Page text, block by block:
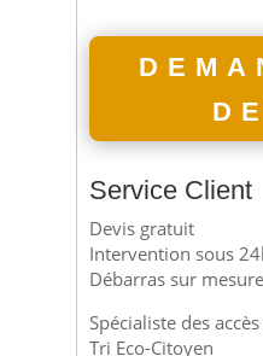
Service Client
Devis gratuit
Intervention sous
Débarras sur mesure
Spécialiste des
Tri Eco-Citoyen